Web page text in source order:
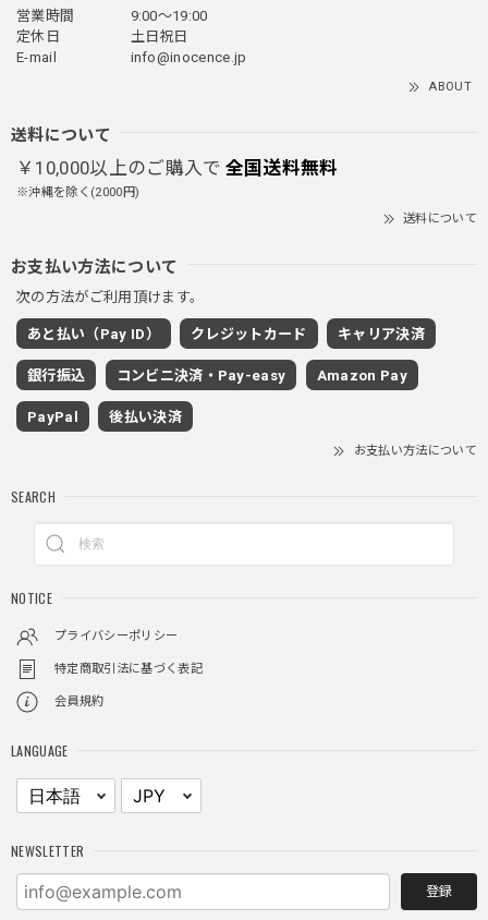
ブラック/L
2025/12/24
首しまる！ってなるから全部は閉めずに使うかも。 チャッ
2025/11/28
グレー/M
2025/11/28
着心地もいいしカジュアル味が出ていい
クロスチャーム ビーズウォレットチェーン / CROSS CHARM BEADS WALLET CHAIN
しっかりと重さがあるので安っぽくなく値段に見合ったクオ
リティ
身体のラインに沿って着れるため、印象がスラッとして見え
る。特に腕周りがいい感じ。
NCLLW ホイッスルネックレス / NCLLW Whistle Necklace
営業時間
9:00〜19:00
定休日
土日祝日
E-mail
info@inocence.jp
ABOUT
送料について
￥10,000以上のご購入で 全国送料無料
※沖縄を除く(2000円)
送料について
お支払い方法について
次の方法がご利用頂けます。
あと払い（Pay ID） クレジットカード キャリア決済
銀行振込 コンビニ決済・Pay-easy Amazon Pay
PayPal 後払い決済
お支払い方法について
SEARCH
NOTICE
プライバシーポリシー
特定商取引法に基づく表記
会員規約
LANGUAGE
NEWSLETTER
登録